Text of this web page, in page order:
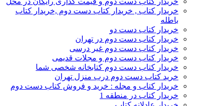
خریدار کتاب , خریدار کتاب دست دوم ,خریدار کتاب
باطله
خریدار کتاب دست دو
خریدار کتاب دست دوم در تهران
خریدار کتاب دست دوم غیر درسی
خریدار کتاب دست دوم و مجلات قدیمی
خریدار کتاب دست دوم کتابخانه شخصی شما
خرید کتاب دست دوم درب منزل تهران
خریدار کتاب و مجله : خرید و فروش کتاب دست دوم
خریدار کتاب در منطقه 1